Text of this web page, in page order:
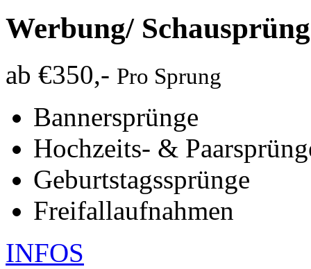
Werbung/
ab €350,- Pro Sprung
Bannersprünge
Hochzeits- &
Geburtstagssprünge
Freifallaufnahmen
INFOS